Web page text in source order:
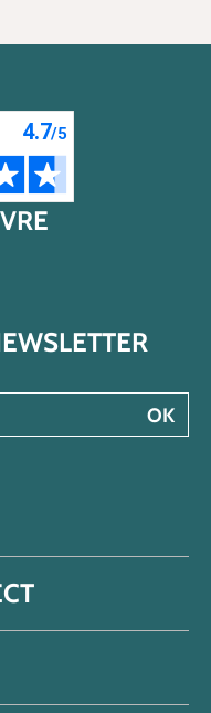
compte Pinterest
notre compte Twitter/X
OK